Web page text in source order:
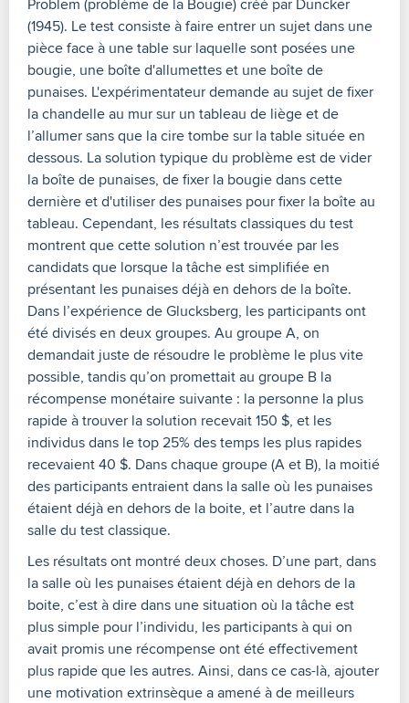
Problem (problème de la Bougie) créé par Duncker
(1945). Le test consiste à faire entrer un sujet dans une
pièce face à une table sur laquelle sont posées une
bougie, une boîte d'allumettes et une boîte de
punaises. L'expérimentateur demande au sujet de fixer
la chandelle au mur sur un tableau de liège et de
l’allumer sans que la cire tombe sur la table située en
dessous. La solution typique du problème est de vider
la boîte de punaises, de fixer la bougie dans cette
dernière et d'utiliser des punaises pour fixer la boîte au
tableau. Cependant, les résultats classiques du test
montrent que cette solution n’est trouvée par les
candidats que lorsque la tâche est simplifiée en
présentant les punaises déjà en dehors de la boîte.
Dans l’expérience de Glucksberg, les participants ont
été divisés en deux groupes. Au groupe A, on
demandait juste de résoudre le problème le plus vite
possible, tandis qu’on promettait au groupe B la
récompense monétaire suivante : la personne la plus
rapide à trouver la solution recevait 150 $, et les
individus dans le top 25% des temps les plus rapides
recevaient 40 $. Dans chaque groupe (A et B), la moitié
des participants entraient dans la salle où les punaises
étaient déjà en dehors de la boite, et l’autre dans la
salle du test classique.
Les résultats ont montré deux choses. D’une part, dans
la salle où les punaises étaient déjà en dehors de la
boite, c’est à dire dans une situation où la tâche est
plus simple pour l’individu, les participants à qui on
avait promis une récompense ont été effectivement
plus rapide que les autres. Ainsi, dans ce cas-là, ajouter
une motivation extrinsèque a amené à de meilleurs